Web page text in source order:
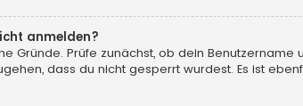
anmelden?
Gründe. Prüfe zunächst, ob dein
dass du nicht gesperrt wurdest. Es ist